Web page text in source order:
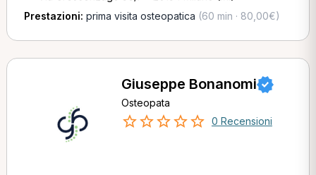
Prestazioni: prima visita osteopatica (60 min · 80,00€)
Giuseppe Bonanomi
Osteopata
0 Recensioni